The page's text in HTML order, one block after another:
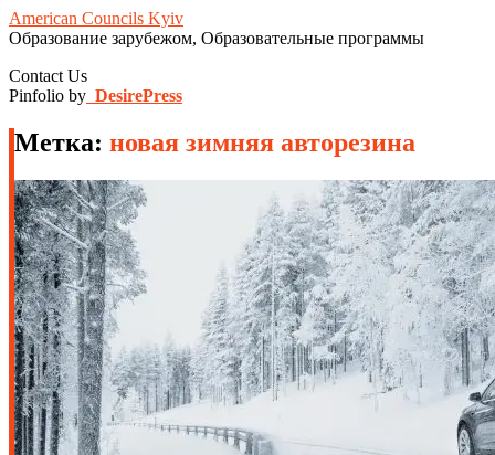
American Councils Kyiv
Образование зарубежом, Образовательные программы
Contact Us
Pinfolio by DesirePress
Метка: новая зимняя авторезина